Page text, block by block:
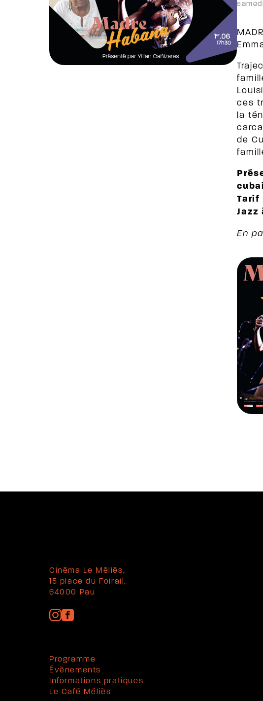
ces
la
de
Tarif
Jazz
En
Cinéma Le Méliès,
15 place du Foirail,
64000 Pau
Programme
Évènements
Informations pratiques
Le Café Méliès